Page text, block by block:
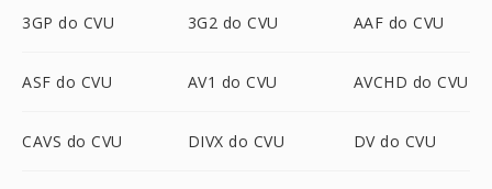
3GP do CVU 3G2 do CVU AAF do CVU
ASF do CVU AV1 do CVU AVCHD do CVU
CAVS do CVU DIVX do CVU DV do CVU